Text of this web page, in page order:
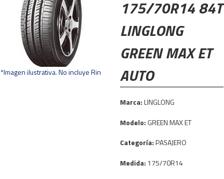
*Imagen ilustrativa. No incluye Rin
175/70R14 84T
LINGLONG
GREEN MAX ET
AUTO
Marca:LINGLONG
Modelo: GREEN MAX ET
Categoría:PASAJERO
Medida: 175/70R14